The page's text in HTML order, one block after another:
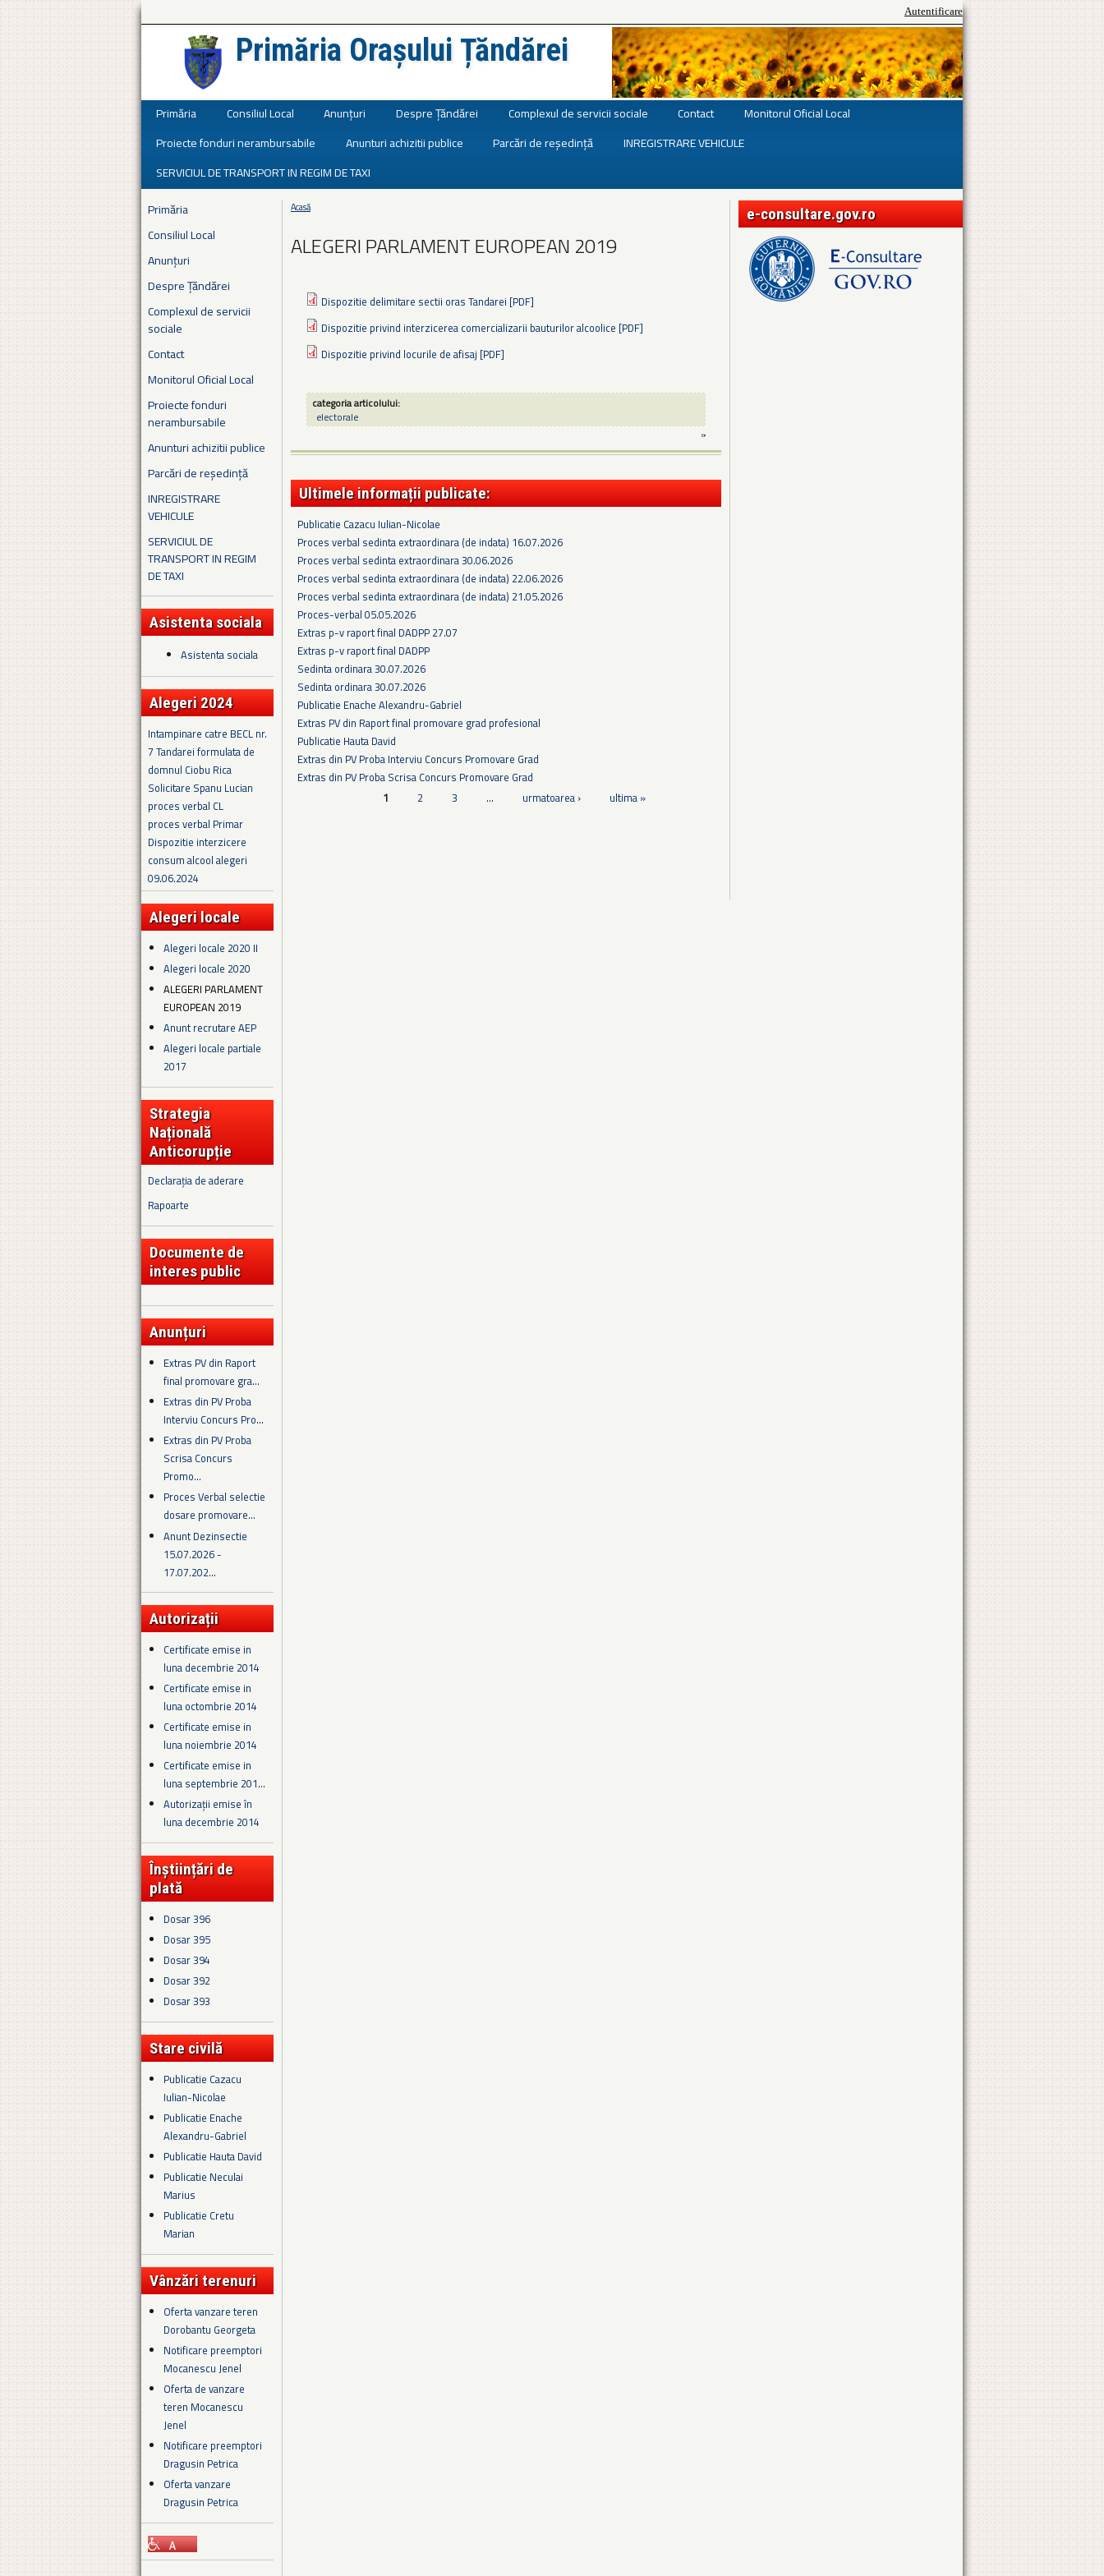
Autentificare
Primăria Orașului Țăndărei
Primăria Consiliul Local Anunțuri Despre Țăndărei Complexul de servicii sociale Contact
Monitorul Oficial Local
Proiecte fonduri nerambursabile
Anunturi achizitii publice Parcări de reședință
INREGISTRARE VEHICULE
SERVICIUL DE TRANSPORT IN REGIM DE TAXI
Primăria
Consiliul Local
Anunțuri
Despre Țăndărei
Complexul de servicii
sociale
Contact
Monitorul Oficial Local
Proiecte fonduri
nerambursabile
Anunturi achizitii publice
Parcări de reședință
INREGISTRARE
VEHICULE
SERVICIUL DE
TRANSPORT IN REGIM
DE TAXI
Asistenta sociala
Asistenta sociala
Alegeri 2024
Intampinare catre BECL nr.
7 Tandarei formulata de
domnul Ciobu Rica
Solicitare Spanu Lucian
proces verbal CL
proces verbal Primar
Dispozitie interzicere
consum alcool alegeri
09.06.2024
Alegeri locale
Alegeri locale 2020 II
Alegeri locale 2020
ALEGERI PARLAMENT
EUROPEAN 2019
Anunt recrutare AEP
Alegeri locale partiale
2017
Strategia
Națională
Anticorupție
Declarația de aderare
Rapoarte
Documente de
interes public
Anunțuri
Extras PV din Raport
final promovare gra...
Extras din PV Proba
Interviu Concurs Pro...
Extras din PV Proba
Scrisa Concurs
Promo...
Proces Verbal selectie
dosare promovare...
Anunt Dezinsectie
15.07.2026 -
17.07.202...
Autorizații
Certificate emise in
luna decembrie 2014
Certificate emise in
luna octombrie 2014
Certificate emise in
luna noiembrie 2014
Certificate emise in
luna septembrie 201...
Autorizații emise în
luna decembrie 2014
Înștiințări de
plată
Dosar 396
Dosar 395
Dosar 394
Dosar 392
Dosar 393
Stare civilă
Publicatie Cazacu
Iulian-Nicolae
Publicatie Enache
Alexandru-Gabriel
Publicatie Hauta David
Publicatie Neculai
Marius
Publicatie Cretu
Marian
Vânzări terenuri
Oferta vanzare teren
Dorobantu Georgeta
Notificare preemptori
Mocanescu Jenel
Oferta de vanzare
teren Mocanescu
Jenel
Notificare preemptori
Dragusin Petrica
Oferta vanzare
Dragusin Petrica
Eşti aici
Acasă
ALEGERI PARLAMENT EUROPEAN 2019
Dispozitie delimitare sectii oras Tandarei [PDF]
Dispozitie privind interzicerea comercializarii bauturilor alcoolice [PDF]
Dispozitie privind locurile de afisaj [PDF]
categoria articolului:
electorale
»
Ultimele informații publicate:
Publicatie Cazacu Iulian-Nicolae
Proces verbal sedinta extraordinara (de indata) 16.07.2026
Proces verbal sedinta extraordinara 30.06.2026
Proces verbal sedinta extraordinara (de indata) 22.06.2026
Proces verbal sedinta extraordinara (de indata) 21.05.2026
Proces-verbal 05.05.2026
Extras p-v raport final DADPP 27.07
Extras p-v raport final DADPP
Sedinta ordinara 30.07.2026
Sedinta ordinara 30.07.2026
Publicatie Enache Alexandru-Gabriel
Extras PV din Raport final promovare grad profesional
Publicatie Hauta David
Extras din PV Proba Interviu Concurs Promovare Grad
Extras din PV Proba Scrisa Concurs Promovare Grad
1 2 3 … urmatoarea › ultima »
e-consultare.gov.ro